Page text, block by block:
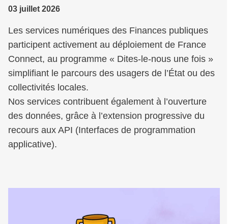
03 juillet 2026
Les services numériques des Finances publiques
participent activement au déploiement de France
Connect, au programme « Dites-le-nous une fois »
simplifiant le parcours des usagers de l’État ou des
collectivités locales.
Nos services contribuent également à l’ouverture
des données, grâce à l’extension progressive du
recours aux API (Interfaces de programmation
applicative).